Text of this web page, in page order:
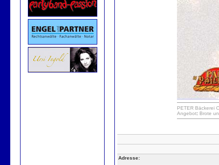
PETER Bäckerei
Angebot: Brote
Adresse: